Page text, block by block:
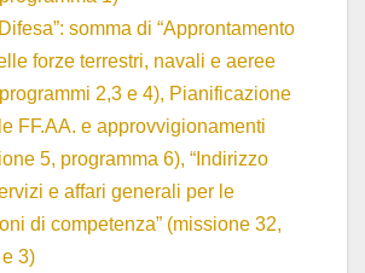
somma di “Approntamento
forze terrestri, navali e aeree
2,3 e 4), Pianificazione
FF.AA. e approvvigionamenti
5, programma 6), “Indirizzo
e affari generali per le
di competenza” (missione 32,
3)